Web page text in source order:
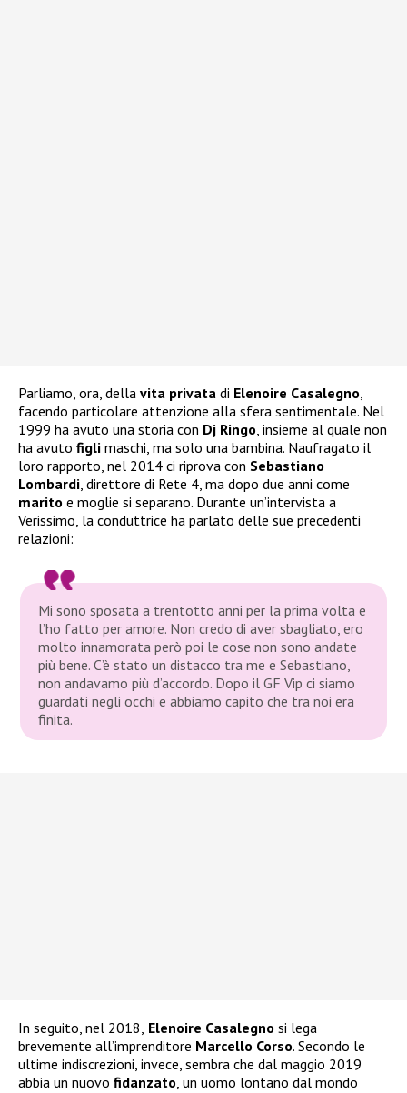
Parliamo, ora, della vita privata di Elenoire Casalegno
facendo particolare attenzione alla sfera sentimentale. Nel
1999 ha avuto una storia con Dj Ringo , insieme al quale non
ha avuto figli maschi, ma solo una bambina. Naufragato il
loro rapporto, nel 2014 ci riprova con Sebastiano
Lombardi , direttore di Rete 4, ma dopo due anni come
marito e moglie si separano. Durante un’intervista a
Verissimo, la conduttrice ha parlato delle sue precedenti
relazioni:
Mi sono sposata a trentotto anni per la prima volta e
l’ho fatto per amore. Non credo di aver sbagliato, ero
molto innamorata però poi le cose non sono andate
più bene. C’è stato un distacco tra me e Sebastiano,
non andavamo più d’accordo. Dopo il GF Vip ci siamo
guardati negli occhi e abbiamo capito che tra noi era
finita.
In seguito, nel 2018, Elenoire Casalegno si lega
brevemente all’imprenditore Marcello Corso. Secondo le
ultime indiscrezioni, invece, sembra che dal maggio 2019
abbia un nuovo fidanzato, un uomo lontano dal mondo